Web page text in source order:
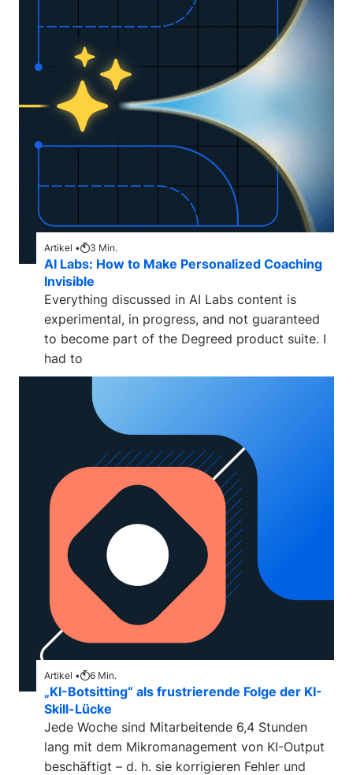
Artikel • 3 Min.
AI Labs: How to Make Personalized Coaching
Invisible
Everything discussed in AI Labs content is
experimental, in progress, and not guaranteed
to become part of the Degreed product suite. I
had to
Artikel • 6 Min.
„KI-Botsitting“ als frustrierende Folge der KI-
Skill-Lücke
Jede Woche sind Mitarbeitende 6,4 Stunden
lang mit dem Mikromanagement von KI-Output
beschäftigt – d. h. sie korrigieren Fehler und